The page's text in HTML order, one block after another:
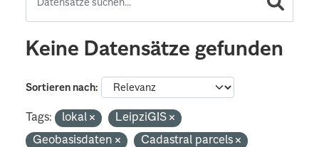
Keine Datensätze gefunden
Sortieren nach
Tags: lokal
LeipziGIS
Geobasisdaten
Cadastral parcels